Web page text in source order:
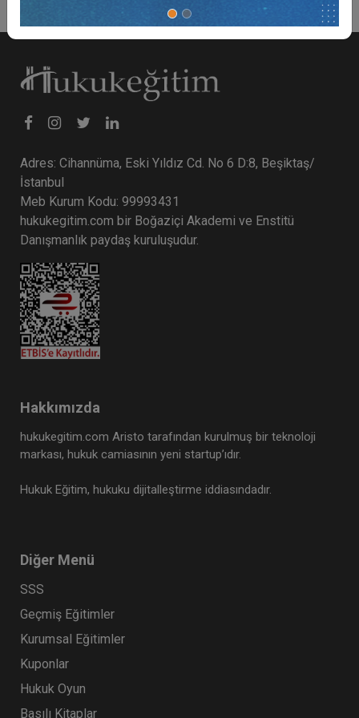
Adres: Cihannüma, Eski Yıldız Cd. No 6 D:8, Beşiktaş/
İstanbul
Meb Kurum Kodu: 99993431
hukukegitim.com bir Boğaziçi Akademi ve Enstitü
Danışmanlık paydaş kuruluşudur.
Hakkımızda
hukukegitim.com Aristo tarafından kurulmuş bir teknoloji
markası, hukuk camiasının yeni startup’ıdır.
Hukuk Eğitim, hukuku dijitalleştirme iddiasındadır.
Diğer Menü
SSS
Geçmiş Eğitimler
Kurumsal Eğitimler
Kuponlar
Hukuk Oyun
Basılı Kitaplar